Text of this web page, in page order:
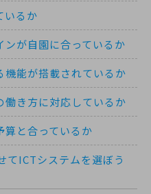
いるか
が自園に合っているか
機能が搭載されているか
働き方に対応しているか
算と合っているか
てICTシステムを選ぼう